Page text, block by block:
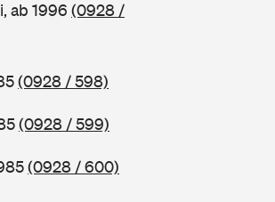
ab 1996 (0928 /
(0928 / 598)
(0928 / 599)
(0928 / 600)